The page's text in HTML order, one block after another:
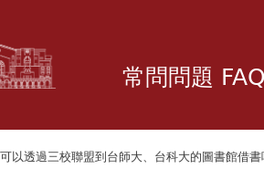
常問問題
以透過三校聯盟到台師大、台科大的圖書館借書